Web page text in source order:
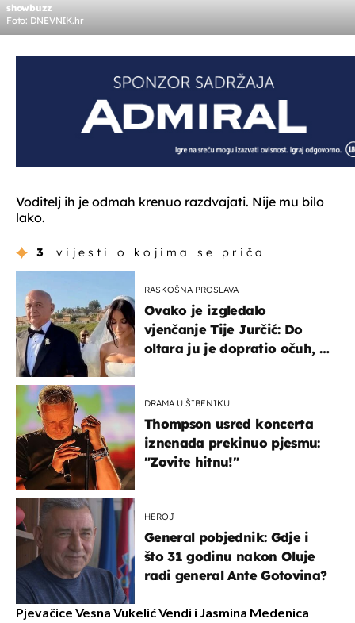
showbuzz
Foto: DNEVNIK.hr
Voditelj ih je odmah krenuo razdvajati. Nije mu bilo
lako.
3 vijesti o kojima se priča
RASKOŠNA PROSLAVA
Ovako je izgledalo
vjenčanje Tije Jurčić: Do
oltara ju je dopratio očuh, a
DRAMA U ŠIBENIKU
Thompson usred koncerta
iznenada prekinuo pjesmu:
"Zovite hitnu!"
HEROJ
General pobjednik: Gdje i
što 31 godinu nakon Oluje
radi general Ante Gotovina?
Pjevačice Vesna Vukelić Vendi i Jasmina Medenica